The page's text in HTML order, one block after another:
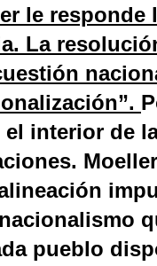
le
La
el interior de
pueblo